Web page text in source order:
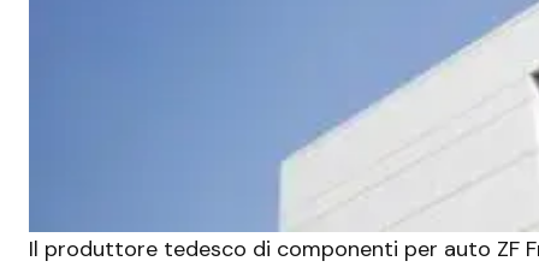
Il produttore tedesco di componenti per auto ZF